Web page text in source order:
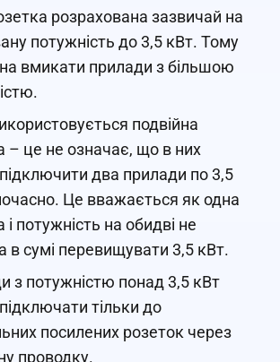
розрахована зазвичай на
потужність до 3,5 кВт. Тому
вмикати прилади з більшою
подвійна
– це не означає, що в них
два прилади по 3,5
Це вважається як одна
і потужність на обидві не
в сумі перевищувати 3,5 кВт.
з потужністю понад 3,5 кВт
тільки до
посилених розеток через
проводку.